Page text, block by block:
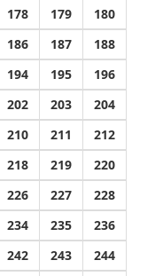
178 179
180
186 187
188
194 195
196
202 203
204
210 211
212
218 219
220
226 227
228
234 235
236
242 243
244